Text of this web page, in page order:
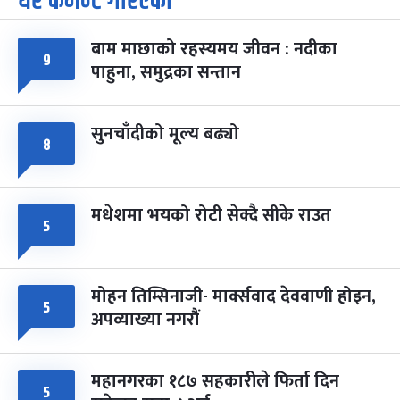
आइत चैत्र ७, २०८३-
८
सोम
फागुपूर्णिमा
चैत्र ८, २०८३-Mar 22, 2027
७ महिना बाँकी
९ बाम माछाको रहस्यमय जीवन : नदीका
पाहुना, समुद्रका सन्तान
८ सुनचाँदीको मूल्य बढ्यो
५ मधेशमा भयको रोटी सेक्दै सीके राउत
५ मोहन तिम्सिनाजी- मार्क्सवाद देववाणी होइन,
अपव्याख्या नगरौं
५ महानगरका १८७ सहकारीले फिर्ता दिन